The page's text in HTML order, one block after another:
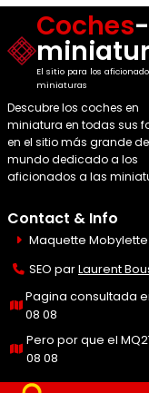
Coches-
El sitio para los
miniaturas
Descubre los coches en
miniatura en todas sus
en el sitio más grande
mundo dedicado a los
aficionados a las
Contact & Info
Maquette Mobylette
SEO parLaurent
Pagina consultada
08 08
Pero por que el
08 08